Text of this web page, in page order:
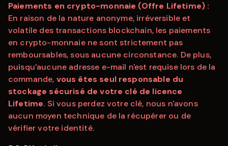
Paiements en crypto-monnaie (Offre Lifetime) :
En raison de la nature anonyme, irréversible et
volatile des transactions blockchain, les paiements
en crypto-monnaie ne sont strictement pas
remboursables, sous aucune circonstance. De plus,
puisqu'aucune adresse e-mail n'est requise lors de la
commande, vous êtes seul responsable du
stockage sécurisé de votre clé de licence
Lifetime. Si vous perdez votre clé, nous n'avons
aucun moyen technique de la récupérer ou de
vérifier votre identité.